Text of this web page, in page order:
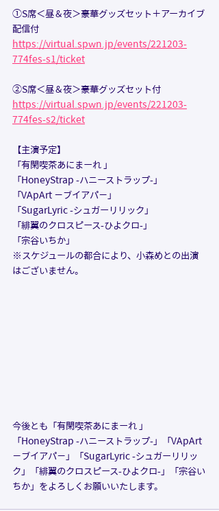
①S席＜昼＆夜＞豪華グッズセット＋アーカイブ
配信付
https://virtual.spwn.jp/events/221203-
774fes-s1/ticket
②S席＜昼＆夜＞豪華グッズセット付
https://virtual.spwn.jp/events/221203-
774fes-s2/ticket
【主演予定】
「有閑喫茶あにまーれ 」
「HoneyStrap -ハニーストラップ-」
「VApArt −ブイアパ−」
「SugarLyric -シュガーリリック」
「緋翼のクロスピース-ひよクロ-」
「宗谷いちか」
※スケジュールの都合により、小森めとの出演
はございません。
今後とも「有閑喫茶あにまーれ 」
「HoneyStrap -ハニーストラップ-」「VApArt
−ブイアパ−」「SugarLyric -シュガーリリッ
ク」「緋翼のクロスピース-ひよクロ-」「宗谷い
ちか」をよろしくお願いいたします。